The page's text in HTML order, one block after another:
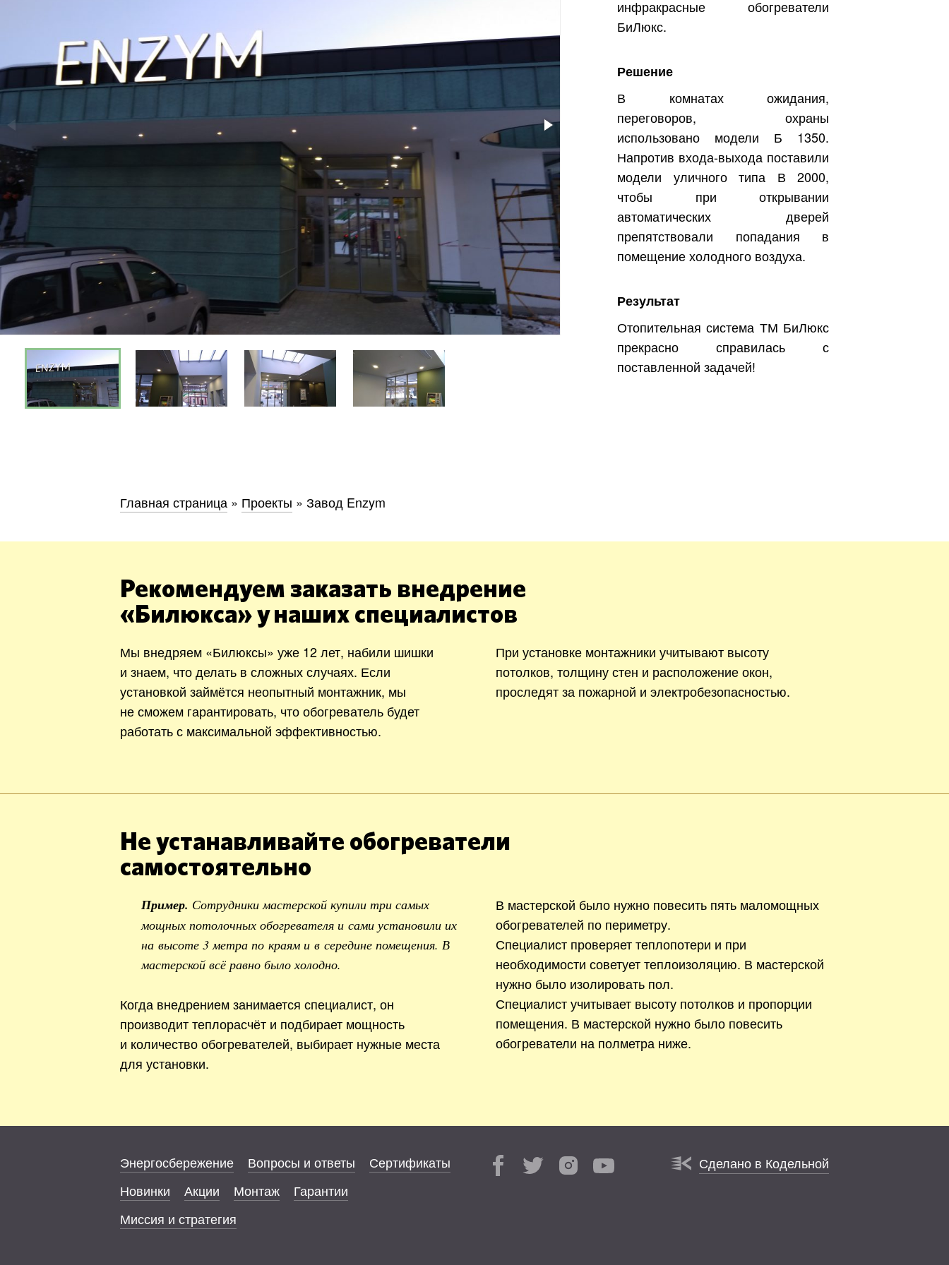
инфракрасные обогреватели
БиЛюкс.
Решение
В комнатах ожидания,
переговоров, охраны
использовано модели Б 1350.
Напротив входа-выхода поставили
модели уличного типа В 2000,
чтобы при открывании
автоматических дверей
препятствовали попадания в
помещение холодного воздуха.
Результат
Отопительная система ТМ БиЛюкс
прекрасно справилась с
поставленной задачей!
Главная страница » Проекты » Завод Enzym
Рекомендуем заказать внедрение
«Билюкса» у наших специалистов
Мы внедряем «Билюксы» уже 12 лет, набили шишки
и знаем, что делать в сложных случаях. Если
установкой займётся неопытный монтажник, мы
не сможем гарантировать, что обогреватель будет
работать с максимальной эффективностью.
При установке монтажники учитывают высоту
потолков, толщину стен и расположение окон,
проследят за пожарной и электробезопасностью.
Не устанавливайте обогреватели
самостоятельно
Пример. Сотрудники мастерской купили три самых
мощных потолочных обогревателя и сами установили их
на высоте 3 метра по краям и в середине помещения. В
мастерской всё равно было холодно.
Когда внедрением занимается специалист, он
производит теплорасчёт и подбирает мощность
и количество обогревателей, выбирает нужные места
для установки.
В мастерской было нужно повесить пять маломощных
обогревателей по периметру.
Специалист проверяет теплопотери и при
необходимости советует теплоизоляцию. В мастерской
нужно было изолировать пол.
Специалист учитывает высоту потолков и пропорции
помещения. В мастерской нужно было повесить
обогреватели на полметра ниже.
Энергосбережение Вопросы и ответы
Сертификаты
Новинки
Акции Монтаж
Гарантии
Миссия и стратегия
Сделано в Кодельной
Область